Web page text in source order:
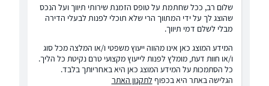
שלום רב, ככל שחתמת על טופס הזמנת שירותי תיווך ועל הנכס
שהוצג לך על ידי המתווך הרי שלא תוכלי לפנות לבעלי הדירה
מבלי לשלם דמי תיווך.
המידע המוצג כאן אינו מהווה ייעוץ משפטי ו/או המלצה מכל סוג
ו/או חוות דעת, מומלץ לפנות לייעוץ מקצועי טרם נקיטת כל הליך.
כל הסתמכות על המידע המוצג כאן היא באחריותך בלבד.
הגלישה באתר היא בכפוף לתקנון האתר